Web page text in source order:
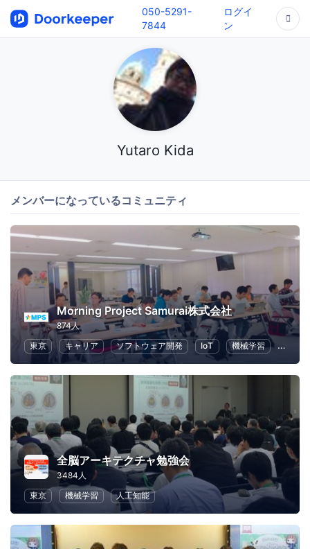
050-5291-
7844
ログイ
ン
Yutaro Kida
メンバーになっているコミュニティ
Morning Project Samurai株式会社
874人
東京
キャリア ソフトウェア開発 IoT 機械学習
全脳アーキテクチャ勉強会
3484人
東京
機械学習 人工知能